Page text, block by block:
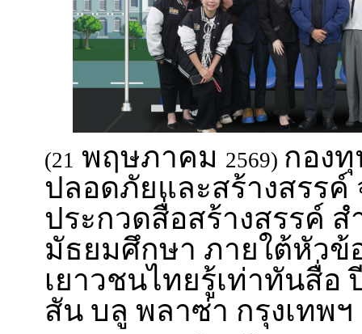
(21 พฤษภาคม 2569) กอง
ปลอดภัยและสร้างสรรค์
ประกวดสื่อสร้างสรรค์
มัธยมศึกษา ภายใต้หัว
เยาวชนไทยรู้เท่าทันสื่อ
สัน บลู พลาซ่า กรุงเทพฯ